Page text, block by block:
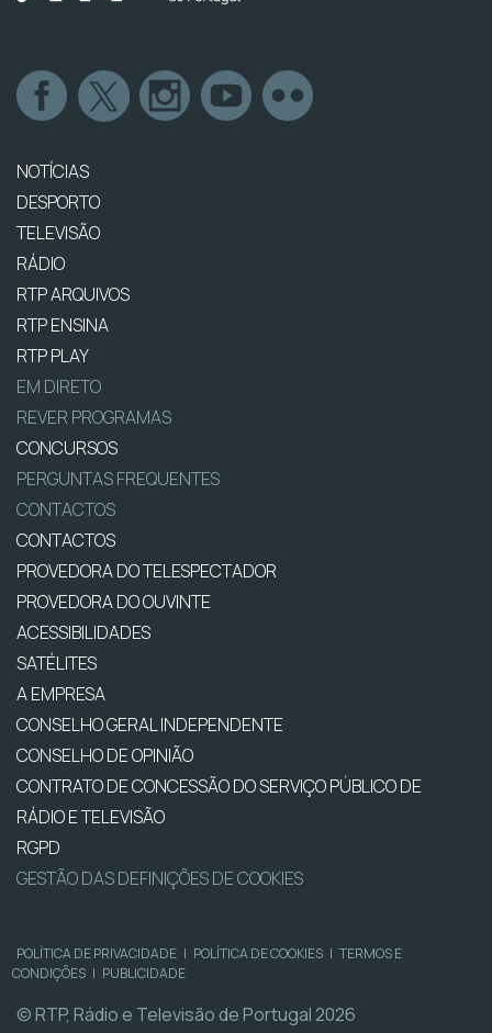
NOTÍCIAS
DESPORTO
TELEVISÃO
RÁDIO
RTP ARQUIVOS
RTP ENSINA
RTP PLAY
EM DIRETO
REVER PROGRAMAS
CONCURSOS
PERGUNTAS FREQUENTES
CONTACTOS
CONTACTOS
PROVEDORA DO TELESPECTADOR
PROVEDORA DO OUVINTE
ACESSIBILIDADES
SATÉLITES
A EMPRESA
CONSELHO GERAL INDEPENDENTE
CONSELHO DE OPINIÃO
CONTRATO DE CONCESSÃO DO SERVIÇO PÚBLICO DE
RÁDIO E TELEVISÃO
RGPD
GESTÃO DAS DEFINIÇÕES DE COOKIES
POLÍTICA DE PRIVACIDADE | POLÍTICA DE COOKIES | TERMOS E
CONDIÇÕES | PUBLICIDADE
© RTP, Rádio e Televisão de Portugal 2026